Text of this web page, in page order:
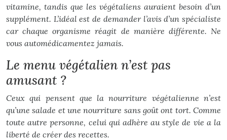
vitamine, tandis que les végétaliens auraient besoin d’un
supplément. L’idéal est de demander l’avis d’un spécialiste
car chaque organisme réagit de manière différente. Ne
vous automédicamentez jamais.
Le menu végétalien n’est pas
amusant ?
Ceux qui pensent que la nourriture végétalienne n’est
qu’une salade et une nourriture sans goût ont tort. Comme
toute autre personne, celui qui adhère au style de vie a la
liberté de créer des recettes.